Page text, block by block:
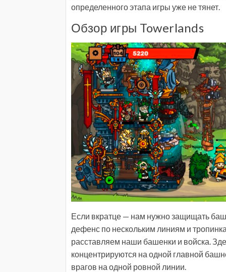
определенного этапа игры уже не тянет.
Обзор игры Towerlands
Если вкратце — нам нужно защищать
дефенс по нескольким линиям и
расставляем наши башенки и войска.
концентрируются на одной главной
врагов на одной ровной линии.